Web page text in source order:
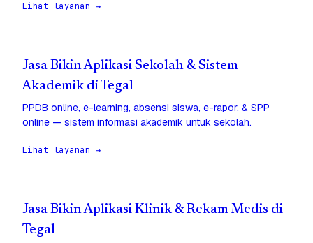
Lihat layanan →
Jasa Bikin Aplikasi Sekolah & Sistem
Akademik di Tegal
PPDB online, e-learning, absensi siswa, e-rapor, & SPP
online — sistem informasi akademik untuk sekolah.
Lihat layanan →
Jasa Bikin Aplikasi Klinik & Rekam Medis di
Tegal